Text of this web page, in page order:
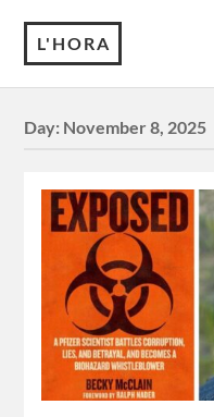
L'HORA
Day: November 8, 2025